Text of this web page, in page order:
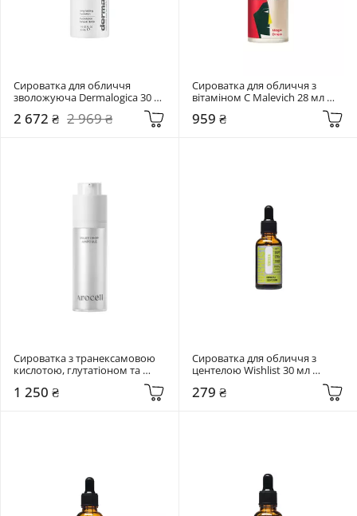
Сироватка для обличчя
зволожуюча Dermalogica 30
мл Circular Hydration Serum
2 672 ₴ 2 969 ₴
Сироватка для обличчя з
вітаміном C Malevich 28 мл
959 ₴
Сироватка з транексамовою
кислотою, глутатіоном та
Milky Drop Ampoule
1 250 ₴
Сироватка для обличчя з
центелою Wishlist 30 мл
279 ₴